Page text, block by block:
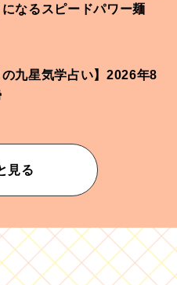
なるスピードパワー麺
の九星気学占い】2026年8
見る